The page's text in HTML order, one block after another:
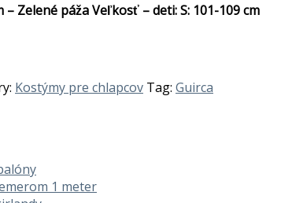
Zelené páža Veľkosť – deti: S: 101-109 cm
Kostýmy pre chlapcov Tag: Guirca
1 meter